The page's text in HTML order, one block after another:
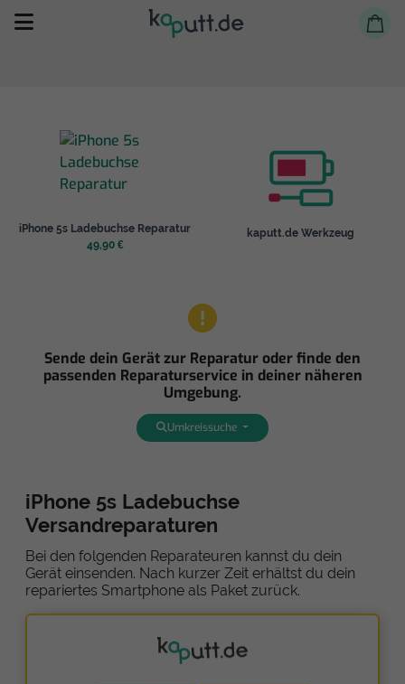
Selbst reparieren
Reparieren lassen
iPhone 5s Ladebuchse Reparatur
49,90 €
kaputt.de Werkzeug
Sende dein Gerät zur Reparatur oder finde den
passenden Reparaturservice in deiner näheren
Umgebung.
Umkreissuche
iPhone 5s Ladebuchse
Versandreparaturen
Bei den folgenden Reparateuren kannst du dein
Gerät einsenden. Nach kurzer Zeit erhältst du dein
repariertes Smartphone als Paket zurück.